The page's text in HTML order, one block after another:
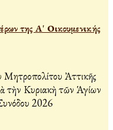
της Α' Οικουμενικής